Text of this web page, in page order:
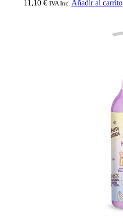
11,10 € IVA Inc. Añadir al carrito